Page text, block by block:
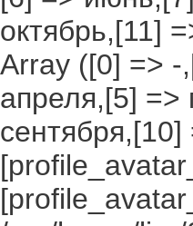
октябрь,[11]
Array ([0] =>
апреля,[5] =>